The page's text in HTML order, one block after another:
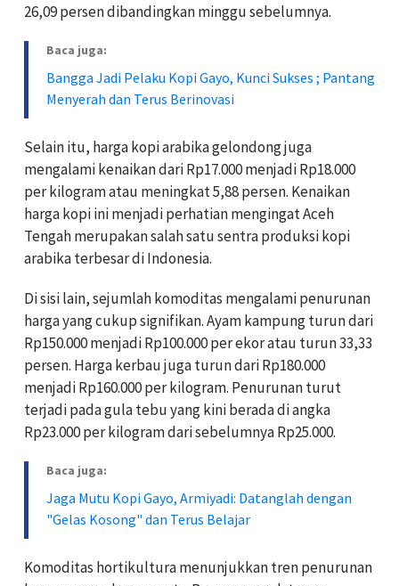
26,09 persen dibandingkan minggu sebelumnya.
Baca juga:
Bangga Jadi Pelaku Kopi Gayo, Kunci Sukses ; Pantang
Menyerah dan Terus Berinovasi
Selain itu, harga kopi arabika gelondong juga
mengalami kenaikan dari Rp17.000 menjadi Rp18.000
per kilogram atau meningkat 5,88 persen. Kenaikan
harga kopi ini menjadi perhatian mengingat Aceh
Tengah merupakan salah satu sentra produksi kopi
arabika terbesar di Indonesia.
Di sisi lain, sejumlah komoditas mengalami penurunan
harga yang cukup signifikan. Ayam kampung turun dari
Rp150.000 menjadi Rp100.000 per ekor atau turun 33,33
persen. Harga kerbau juga turun dari Rp180.000
menjadi Rp160.000 per kilogram. Penurunan turut
terjadi pada gula tebu yang kini berada di angka
Rp23.000 per kilogram dari sebelumnya Rp25.000.
Baca juga:
Jaga Mutu Kopi Gayo, Armiyadi: Datanglah dengan
"Gelas Kosong" dan Terus Belajar
Komoditas hortikultura menunjukkan tren penurunan